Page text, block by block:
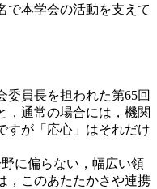
で本学会の活動を支えて
員長を担われた第65回
，通常の場合には，機関
すが「応心」はそれだけ
に偏らない，幅広い領
，このあたたかさや連携